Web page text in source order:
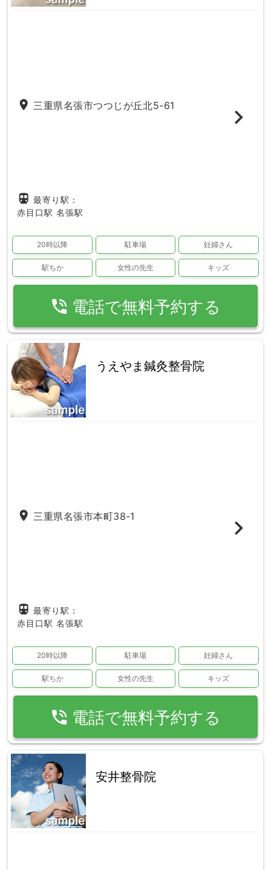
place 三重県名張市つつじが丘北5-61
directions_subway 最寄り駅：
赤目口駅 名張駅
20時以降 駐車場 妊婦さん
駅ちか 女性の先生 キッズ
phone_in_talk 電話で無料予約する
うえやま鍼灸整骨院
place 三重県名張市本町38-1
directions_subway 最寄り駅：
赤目口駅 名張駅
20時以降 駐車場 妊婦さん
駅ちか 女性の先生 キッズ
phone_in_talk 電話で無料予約する
安井整骨院